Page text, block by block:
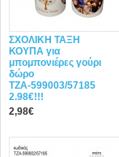
ΣΧΟΛΙΚΗ ΤΑΞΗ
ΚΟΥΠΑ για
μπομπονιέρες γούρι
δώρο
ΤΖΑ-599003/57185
2.98€!!!
2,98€